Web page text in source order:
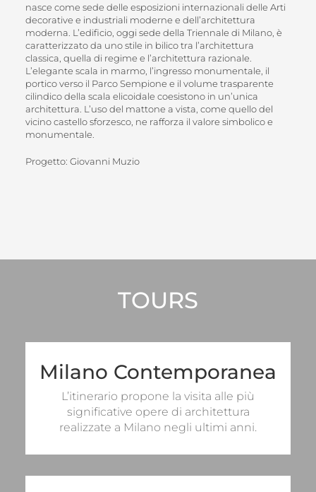
nasce come sede delle esposizioni internazionali delle Arti
decorative e industriali moderne e dell’architettura
moderna. L’edificio, oggi sede della Triennale di Milano, è
caratterizzato da uno stile in bilico tra l’architettura
classica, quella di regime e l’architettura razionale.
L’elegante scala in marmo, l’ingresso monumentale, il
portico verso il Parco Sempione e il volume trasparente
cilindico della scala elicoidale coesistono in un’unica
architettura. L’uso del mattone a vista, come quello del
vicino castello sforzesco, ne rafforza il valore simbolico e
monumentale.
Progetto: Giovanni Muzio
TOURS
Milano Contemporanea
L’itinerario propone la visita alle più
significative opere di architettura
realizzate a Milano negli ultimi anni.
Il tour prevede un itinerario Half Day di 4
ore e uno Full Day di 8 ore. Gli itinerari
possono essere proposti con spostamenti
in bus privato, biciclette o mezzi pubblici.